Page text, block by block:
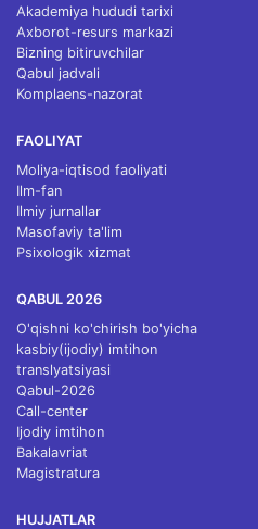
Akademiya hududi tarixi
Axborot-resurs markazi
Bizning bitiruvchilar
Qabul jadvali
Komplaens-nazorat
FAOLIYAT
Moliya-iqtisod faoliyati
Ilm-fan
Ilmiy jurnallar
Masofaviy ta'lim
Psixologik xizmat
QABUL 2026
O'qishni ko'chirish bo'yicha
kasbiy(ijodiy) imtihon
translyatsiyasi
Qabul-2026
Call-center
Ijodiy imtihon
Bakalavriat
Magistratura
HUJJATLAR